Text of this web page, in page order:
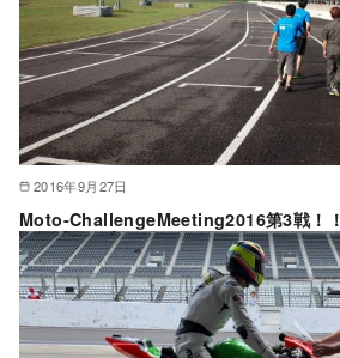
2016年9月27日
Moto-ChallengeMeeting2016第3戦！！